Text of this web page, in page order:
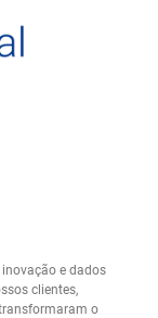
e dados
clientes,
o